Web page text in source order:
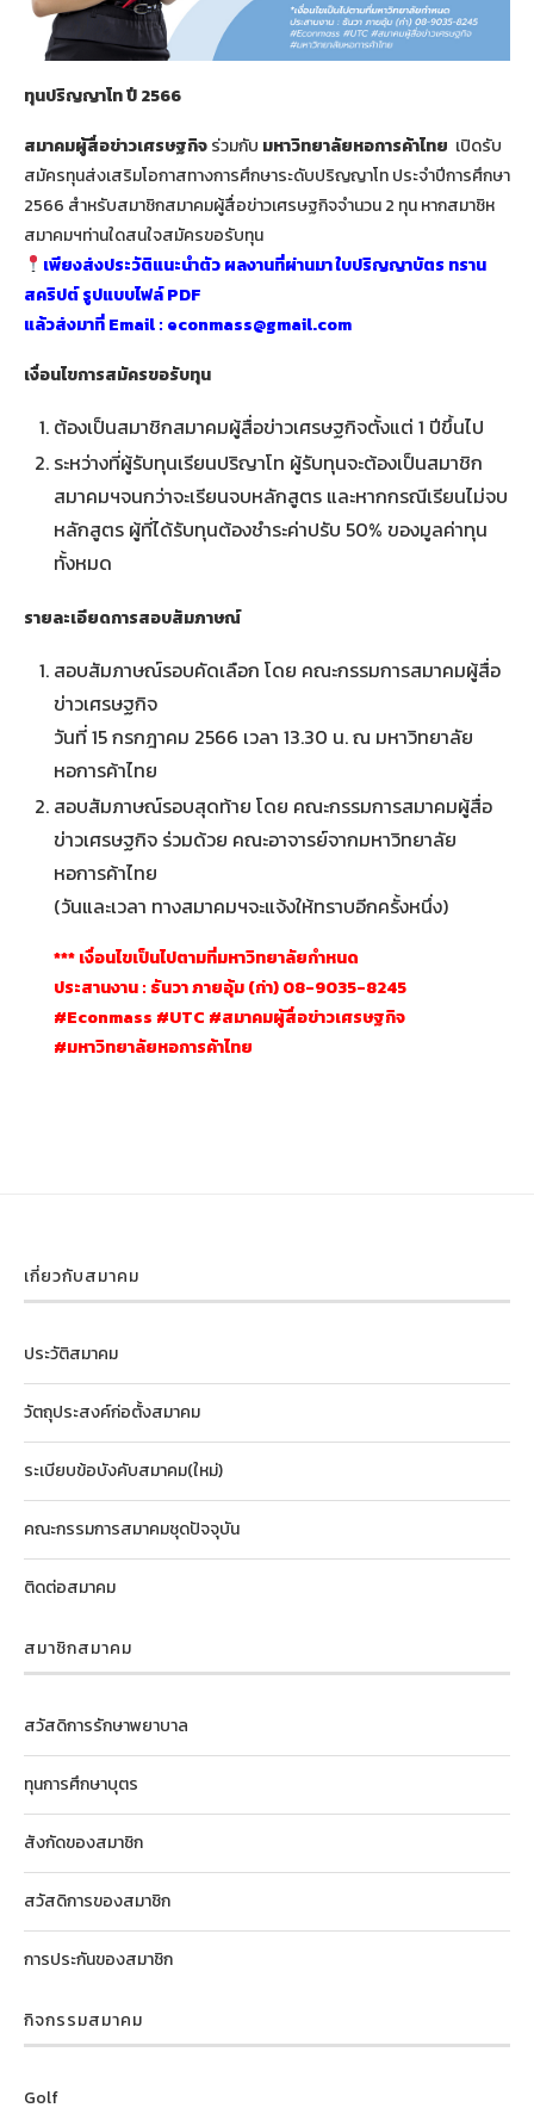
ทุนปริญญาโท ปี 2566
สมาคมผู้สื่อข่าวเศรษฐกิจร่วมกับ มหาวิทยาลัยหอการค้าไทย เปิดรับ
สมัครทุนส่งเสริมโอกาสทางการศึกษาระดับปริญญาโท ประจำปีการศึกษา
2566 สำหรับสมาชิกสมาคมผู้สื่อข่าวเศรษฐกิจจำนวน 2 ทุน หากสมาชิห
สมาคมฯท่านใดสนใจสมัครขอรับทุน
เพียงส่งประวัติแนะนำตัว ผลงานที่ผ่านมา ใบปริญญาบัตร ทราน
สคริปต์ รูปแบบไฟล์ PDF
แล้วส่งมาที่ Email : econmass@gmail.com
เงื่อนไขการสมัครขอรับทุน
ต้องเป็นสมาชิกสมาคมผู้สื่อข่าวเศรษฐกิจตั้งแต่ 1 ปีขึ้นไป
ระหว่างที่ผู้รับทุนเรียนปริญาโท ผู้รับทุนจะต้องเป็นสมาชิก
สมาคมฯจนกว่าจะเรียนจบหลักสูตร และหากกรณีเรียนไม่จบ
หลักสูตร ผู้ที่ได้รับทุนต้องชำระค่าปรับ 50% ของมูลค่าทุน
ทั้งหมด
รายละเอียดการสอบสัมภาษณ์
สอบสัมภาษณ์รอบคัดเลือก โดย คณะกรรมการสมาคมผู้สื่อ
ข่าวเศรษฐกิจ
วันที่ 15 กรกฎาคม 2566 เวลา 13.30 น. ณ มหาวิทยาลัย
หอการค้าไทย
สอบสัมภาษณ์รอบสุดท้าย โดย คณะกรรมการสมาคมผู้สื่อ
ข่าวเศรษฐกิจ ร่วมด้วย คณะอาจารย์จากมหาวิทยาลัย
หอการค้าไทย
(วันและเวลา ทางสมาคมฯจะแจ้งให้ทราบอีกครั้งหนึ่ง)
*** เงื่อนไขเป็นไปตามที่มหาวิทยาลัยกำหนด
ประสานงาน : ธันวา ภายอุ้ม (ก่า) 08-9035-8245
#Econmass #UTC #สมาคมผู้สื่อข่าวเศรษฐกิจ
#มหาวิทยาลัยหอการค้าไทย
เกี่ยวกับสมาคม
ประวัติสมาคม
วัตถุประสงค์ก่อตั้งสมาคม
ระเบียบข้อบังคับสมาคม(ใหม่)
คณะกรรมการสมาคมชุดปัจจุบัน
ติดต่อสมาคม
สมาชิกสมาคม
สวัสดิการรักษาพยาบาล
ทุนการศึกษาบุตร
สังกัดของสมาชิก
สวัสดิการของสมาชิก
การประกันของสมาชิก
กิจกรรมสมาคม
Golf